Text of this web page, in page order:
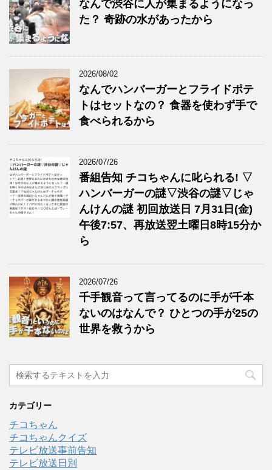
なんで渋谷に人が集まるようになっ
た？ 奇跡の水があったから
2026/08/02
なんでハンバーガーとフライドポテ
トはセットなの？ 食器を使わず手で
食べられるから
2026/07/26
番組告知 チコちゃんに叱られる! ▽
ハンバーガーの謎▽渋谷の謎▽じゃ
んけんの謎 初回放送日 7月31日(金)
午後7:57、再放送翌土曜日8時15分か
ら
2026/07/26
千手観音って言ってるのに手が千本
ないのはなんで？ ひとつの手が25の
世界を救うから
カテゴリー
チコちゃん
チコちゃんクイズ
テレビ放送事前告知
テレビ放送日別